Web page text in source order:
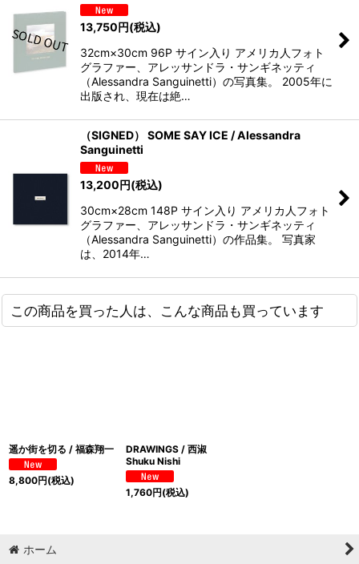
13,750円(税込)
32cm×30cm 96P サイン入り アメリカ人フォト
グラファー、アレッサンドラ・サンギネッティ
（Alessandra Sanguinetti）の写真集。 2005年に
出版され、現在は絶…
（SIGNED） SOME SAY ICE / Alessandra
Sanguinetti
13,200円(税込)
30cm×28cm 148P サイン入り アメリカ人フォト
グラファー、アレッサンドラ・サンギネッティ
（Alessandra Sanguinetti）の作品集。 写真家
は、2014年…
この商品を買った人は、こんな商品も買っています
遥か街を切る / 福森翔一
8,800円(税込)
DRAWINGS / 西淑
Shuku Nishi
1,760円(税込)
ホーム